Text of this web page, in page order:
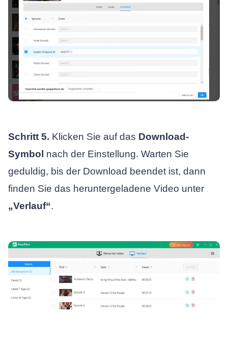
Schritt 5. Klicken Sie auf das Download-
Symbol nach der Einstellung. Warten Sie
geduldig, bis der Download beendet ist, dann
finden Sie das heruntergeladene Video unter
„Verlauf“.